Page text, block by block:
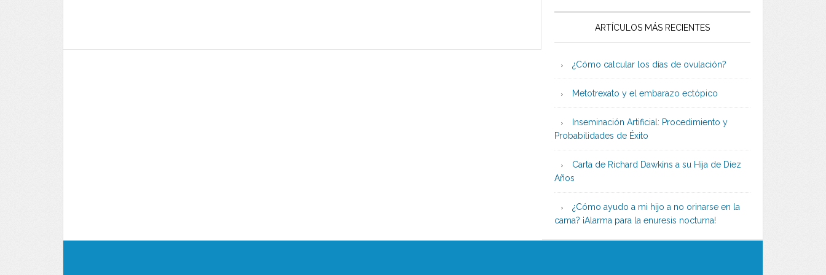
ARTÍCULOS MÁS RECIENTES
¿Cómo calcular los días de ovulación?
Metotrexato y el embarazo ectópico
Inseminación Artificial: Procedimiento y
Probabilidades de Éxito
Carta de Richard Dawkins a su Hija de Diez
Años
¿Cómo ayudo a mi hijo a no orinarse en la
cama? ¡Alarma para la enuresis nocturna!